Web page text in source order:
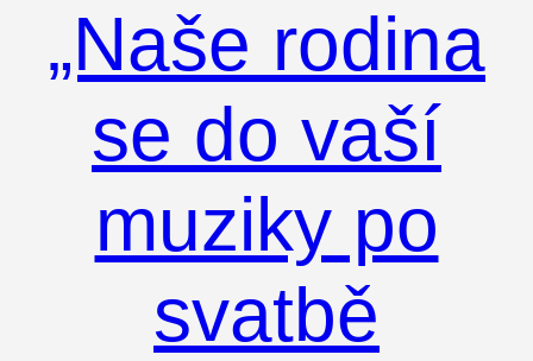
„Naše rodina
se do vaší
muziky po
svatbě